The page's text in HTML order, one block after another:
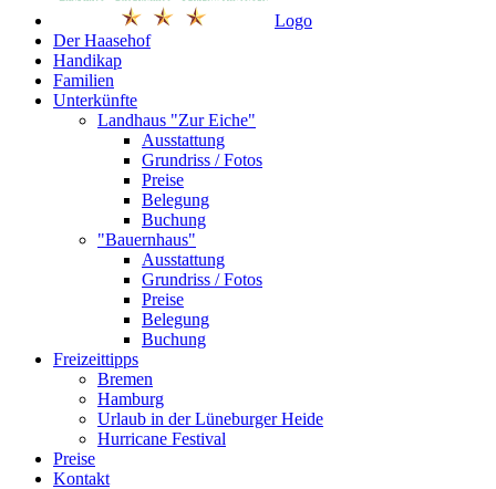
Logo
Der Haasehof
Handikap
Familien
Unterkünfte
Landhaus "Zur Eiche"
Ausstattung
Grundriss / Fotos
Preise
Belegung
Buchung
"Bauernhaus"
Ausstattung
Grundriss / Fotos
Preise
Belegung
Buchung
Freizeittipps
Bremen
Hamburg
Urlaub in der Lüneburger Heide
Hurricane Festival
Preise
Kontakt